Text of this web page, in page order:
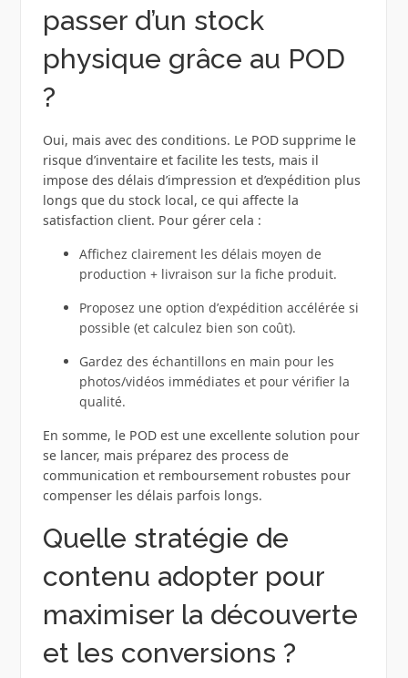
passer d’un stock
physique grâce au POD
?
Oui, mais avec des conditions. Le POD supprime le
risque d’inventaire et facilite les tests, mais il
impose des délais d’impression et d’expédition plus
longs que du stock local, ce qui affecte la
satisfaction client. Pour gérer cela :
Affichez clairement les délais moyen de
production + livraison sur la fiche produit.
Proposez une option d’expédition accélérée si
possible (et calculez bien son coût).
Gardez des échantillons en main pour les
photos/vidéos immédiates et pour vérifier la
qualité.
En somme, le POD est une excellente solution pour
se lancer, mais préparez des process de
communication et remboursement robustes pour
compenser les délais parfois longs.
Quelle stratégie de
contenu adopter pour
maximiser la découverte
et les conversions ?